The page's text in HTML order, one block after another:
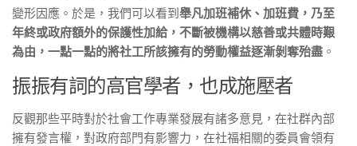
變形因應。於是，我們可以看到 舉凡加班補休、加班費，乃至
年終或政府額外的保護性加給，不斷被機構以慈善或共體時艱
為由，一點一點的將社工所該擁有的勞動權益逐漸剝奪殆盡 。
振振有詞的高官學者，也成施壓者
反觀那些平時對於社會工作專業發展有諸多意見，在社群內部
擁有發言權，對政府部門有影響力，在社福相關的委員會領有